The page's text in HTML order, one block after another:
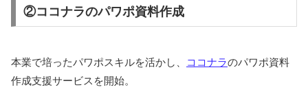
②ココナラのパワポ資料作成
本業で培ったパワポスキルを活かし、 ココナラのパワポ資料
作成支援サービスを開始。